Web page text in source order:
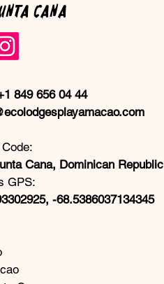
Cana
849 656 04 44
Cana, Dominican Republic
GPS:
-68.5386037134345